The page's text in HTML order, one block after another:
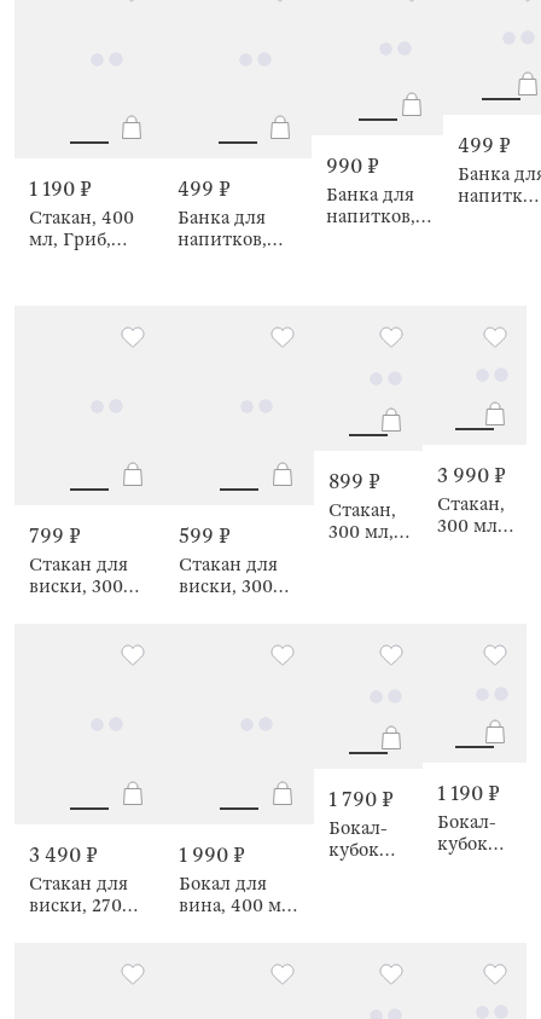
1 190 ₽
Стакан, 400
мл, Гриб,
499 ₽
Банка для
напитков,
990 ₽
Банка для
напитков,
499 ₽
Банка
799 ₽
Стакан для
виски, 300
599 ₽
Стакан для
виски, 300
899 ₽
Стакан,
300 мл,
3 990 ₽
Стакан,
300 мл,
3 490 ₽
Стакан для
виски, 270
1 990 ₽
Бокал для
вина, 400 мл,
1 790 ₽
Бокал-
кубок
стекло Р,
Monsano
1 190 ₽
Бокал-
кубок